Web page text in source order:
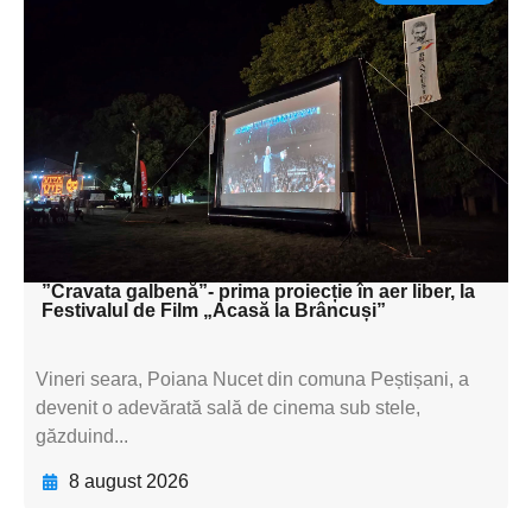
Adaugă aici textul pentru
subtitluAdaugă aici
textul pentru
subtitluAdaugă aici
textul pentru
subtitluAdaugă aici
textul pentru subti
”Cravata galbenă”- prima proiecție în aer liber, la
Festivalul de Film „Acasă la Brâncuși”
Vineri seara, Poiana Nucet din comuna Peștișani, a
devenit o adevărată sală de cinema sub stele,
găzduind...
8 august 2026